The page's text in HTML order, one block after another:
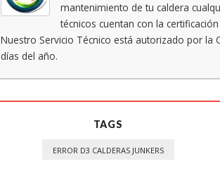
mantenimiento de tu caldera
técnicos cuentan con la
Nuestro Servicio Técnico está autorizado por la
días del año.
TAGS
ERROR D3 CALDERAS JUNKERS